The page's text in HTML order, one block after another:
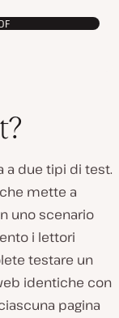
a due tipi di test.
mette a
uno scenario
i lettori
testare un
identiche con
pagina